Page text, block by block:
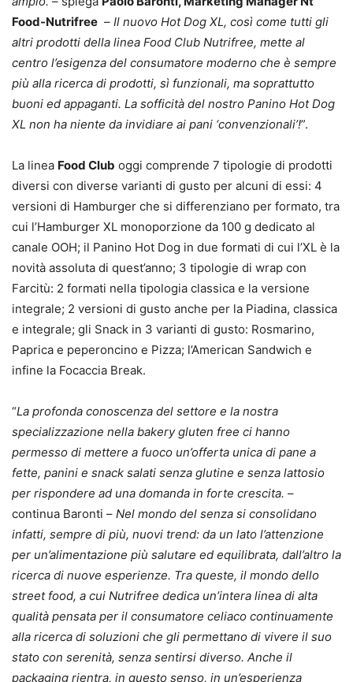
Food-Nutrifree – Il nuovo Hot Dog XL, così come tutti gli
altri prodotti della linea Food Club Nutrifree, mette al
centro l’esigenza del consumatore moderno che è sempre
più alla ricerca di prodotti, sì funzionali, ma soprattutto
buoni ed appaganti. La sofficità del nostro Panino Hot Dog
XL non ha niente da invidiare ai pani ‘convenzionali’!”.
La linea Food Club oggi comprende 7 tipologie di prodotti
diversi con diverse varianti di gusto per alcuni di essi: 4
versioni di Hamburger che si differenziano per formato, tra
cui l’Hamburger XL monoporzione da 100 g dedicato al
canale OOH; il Panino Hot Dog in due formati di cui l’XL è la
novità assoluta di quest’anno; 3 tipologie di wrap con
Farcitù: 2 formati nella tipologia classica e la versione
integrale; 2 versioni di gusto anche per la Piadina, classica
e integrale; gli Snack in 3 varianti di gusto: Rosmarino,
Paprica e peperoncino e Pizza; l’American Sandwich e
infine la Focaccia Break.
“La profonda conoscenza del settore e la nostra
specializzazione nella bakery gluten free ci hanno
permesso di mettere a fuoco un’offerta unica di pane a
fette, panini e snack salati senza glutine e senza lattosio
per rispondere ad una domanda in forte crescita. –
continua Baronti – Nel mondo del senza si consolidano
infatti, sempre di più, nuovi trend: da un lato l’attenzione
per un’alimentazione più salutare ed equilibrata, dall’altro la
ricerca di nuove esperienze. Tra queste, il mondo dello
street food, a cui Nutrifree dedica un’intera linea di alta
qualità pensata per il consumatore celiaco continuamente
alla ricerca di soluzioni che gli permettano di vivere il suo
stato con serenità, senza sentirsi diverso. Anche il
packaging rientra, in questo senso, in un’esperienza